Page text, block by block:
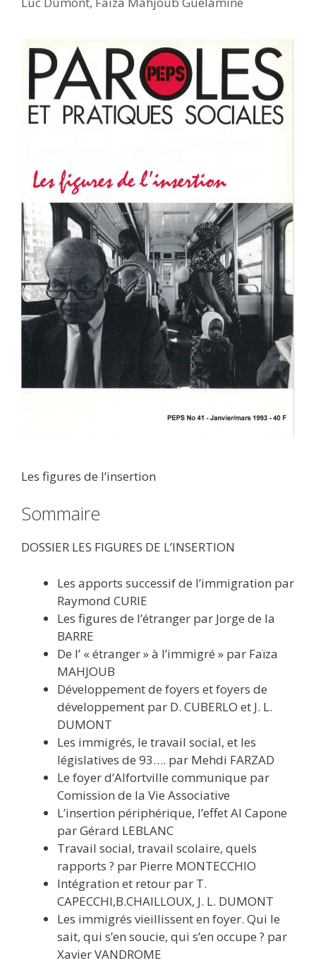
Les figures de l’insertion
Sommaire
DOSSIER LES FIGURES DE L’INSERTION
Les apports successif de l’immigration par
Raymond CURIE
Les figures de l’étranger par Jorge de la
BARRE
De l’ « étranger » à l’immigré » par Faïza
MAHJOUB
Développement de foyers et foyers de
développement par D. CUBERLO et J. L.
DUMONT
Les immigrés, le travail social, et les
législatives de 93…. par Mehdi FARZAD
Le foyer d’Alfortville communique par
Comission de la Vie Associative
L’insertion périphérique, l’effet Al Capone
par Gérard LEBLANC
Travail social, travail scolaire, quels
rapports ? par Pierre MONTECCHIO
Intégration et retour par T.
CAPECCHI,B.CHAILLOUX, J. L. DUMONT
Les immigrés vieillissent en foyer. Qui le
sait, qui s’en soucie, qui s’en occupe ? par
Xavier VANDROME